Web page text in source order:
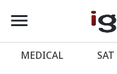
account_balance หน้าแรก
menu
MEDICAL SAT